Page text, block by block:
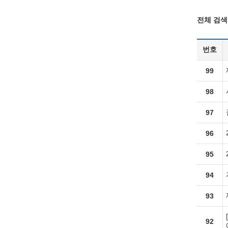
전체 검
번호
99
98
97
96
95
94
93
92